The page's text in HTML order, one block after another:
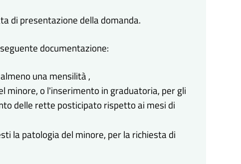
di presentazione della domanda.
documentazione:
una mensilità ,
minore, o l'inserimento in graduatoria, per gli
delle rette posticipato rispetto ai mesi di
la patologia del minore, per la richiesta di